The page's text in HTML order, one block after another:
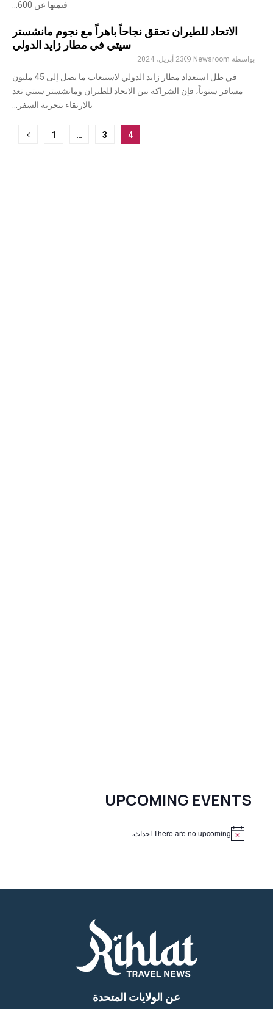
قيمتها عن 600...
الاتحاد للطيران تحقق نجاحاً باهراً مع نجوم مانشستر
سيتي في مطار زايد الدولي
بواسطة Newsroom 23 أبريل، 2024
في ظل استعداد مطار زايد الدولي لاستيعاب ما يصل إلى 45 مليون
مسافر سنوياً، فإن الشراكة بين الاتحاد للطيران ومانشستر سيتي تعد
بالارتقاء بتجربة السفر...
1 … 3 4
UPCOMING EVENTS
There are no upcoming احداث.
عن الولايات المتحدة